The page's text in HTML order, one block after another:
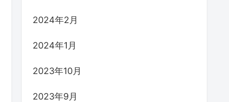
2024年2月
2024年1月
2023年10月
2023年9月